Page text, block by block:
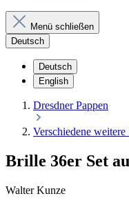
Menü schließen
Deutsch
Deutsch
English
Dresdner Pappen
Verschiedene weitere
Brille 36er Set
Walter Kunze